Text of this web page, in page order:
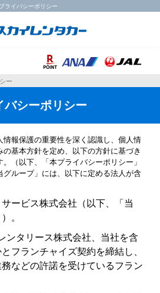
プライバシーポリシー
ー
バシーポリシー
情報保護の重要性を深く認識し、個人情
基本方針を定め、以下の方針に基づき
（以下、「本プライバシーポリシー」
グループ」には、以下に定める法人が含
ービス株式会社（以下、「当
。
ンタリース株式会社、当社を含
フランチャイズ契約を締結し、
などの許諾を受けているフラン